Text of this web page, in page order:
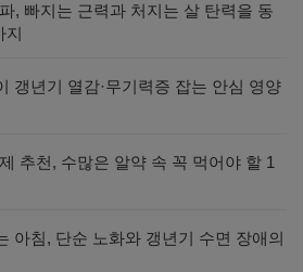
, 빠지는 근력과 처지는 살 탄력을 동
지
갱년기 열감·무기력증 잡는 안심 영양
추천, 수많은 알약 속 꼭 먹어야 할 1
아침, 단순 노화와 갱년기 수면 장애의